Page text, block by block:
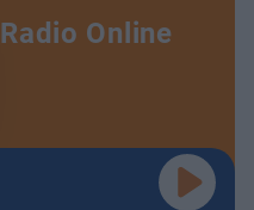
Radio Online